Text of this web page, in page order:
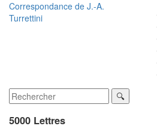
Correspondance de J.-A.
Turrettini
5000 Lettres